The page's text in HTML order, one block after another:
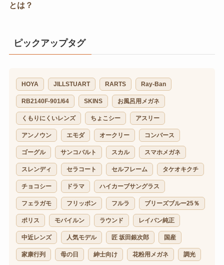
とは？
ピックアップタグ
HOYA JILLSTUART RARTS Ray-Ban
RB2140F-901/64 SKINS お風呂用メガネ
くもりにくいレンズ ちょこシー アスリー
アンノウン エモダ オークリー コンバース
ゴーグル サンコバルト スカル スマホメガネ
スレンディ セラコート セルフレーム タケオキクチ
チョコシー ドラマ ハイカーブサングラス
フェラガモ フリッポン フルラ ブリーズブルー25％
ポリス モバイルン ラウンド レイバン純正
中近レンズ 人気モデル 匠 坂田銀次郎 国産
家康行列 母の日 紳士向け 花粉用メガネ 調光